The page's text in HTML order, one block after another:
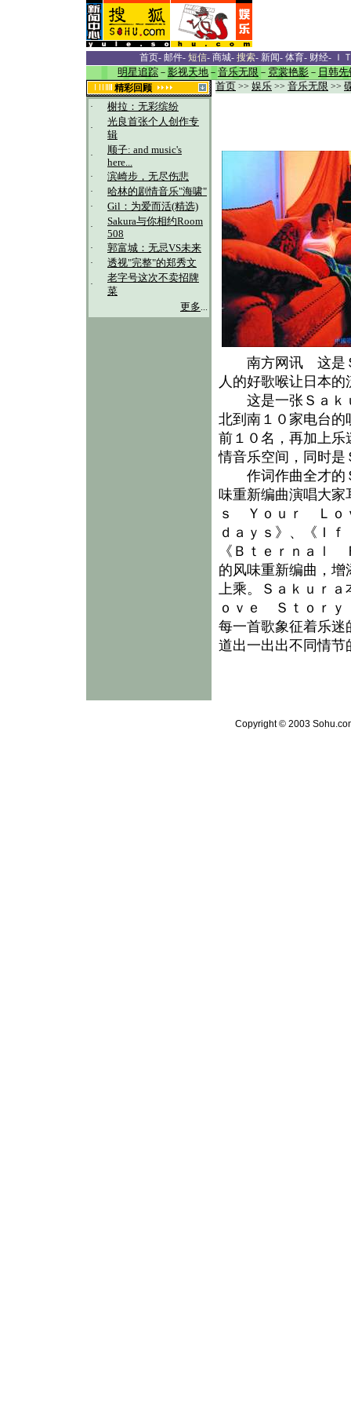
首页- 邮件- 短信- 商城- 搜索- 新闻- 体育- 财经- Ｉ
明星追踪 － 影视天地 － 音乐无限 － 霓裳艳影 － 日韩先
精彩回顾
·
榭拉：无彩缤纷
·
光良首张个人创作专
辑
·
顺子: and music's
here...
·
滨崎步，无尽伤悲
·
哈林的剧情音乐"海啸"
·
Gil：为爱而活(精选)
·
Sakura与你相约Room
508
·
郭富城：无忌VS未来
·
透视"完整"的郑秀文
·
老字号这次不卖招牌
菜
更多...
首页 >> 娱乐 >> 音乐无限 >>
南方网讯 这是Ｓ
人的好歌喉让日本
这是一张Ｓａｋｕ
北到南１０家电台
前１０名，再加上
情音乐空间，同时
作词作曲全才的Ｓ
味重新编曲演唱大
ｓ Ｙｏｕｒ Ｌｏ
ｄａｙｓ》、《
《Ｂｔｅｒｎａｌ
的风味重新编曲，
上乘。Ｓａｋｕｒａ
ｏｖｅ Ｓｔｏｒ
每一首歌象征着乐
道出一出出不同情节
Copyright © 2003